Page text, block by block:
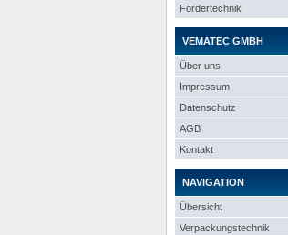
Fördertechnik
VEMATEC GMBH
Über uns
Impressum
Datenschutz
AGB
Kontakt
NAVIGATION
Übersicht
Verpackungstechnik